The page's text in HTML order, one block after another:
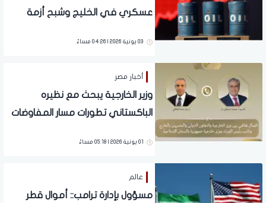
عسكري في الخليج وشبح أزمة
03 يونية 2026 | 04:26 مساءً
أخبار مصر
وزير الخارجية يبحث مع نظيره
الباكستاني تطورات مسار المفاوضات
01 يونية 2026 | 05:18 مساءً
عالم
مسؤول بإدارة ترامب:: أموال قطر